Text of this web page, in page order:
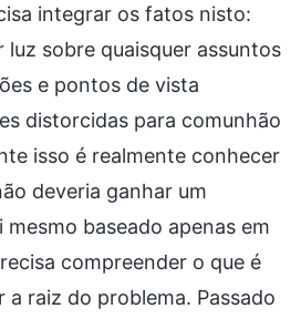
integrar os fatos nisto:
luz sobre quaisquer assuntos
e pontos de vista
distorcidas para comunhão
isso é realmente conhecer
deveria ganhar um
baseado apenas em
compreender o que é
a raiz do problema. Passado